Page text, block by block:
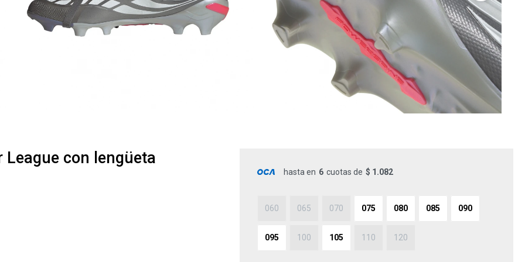
con lengüeta
hasta en 6 cuotas de $ 1.082
060 065 070 075 080 085 090
095 100 105 110 120